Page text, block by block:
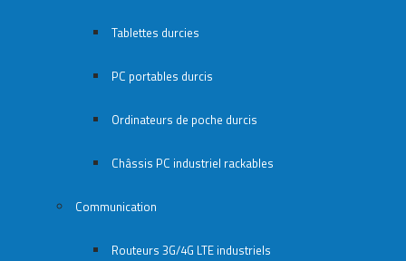
Tablettes durcies
PC portables durcis
Ordinateurs de poche durcis
Châssis PC industriel rackables​
Communication
Routeurs 3G/4G LTE industriels